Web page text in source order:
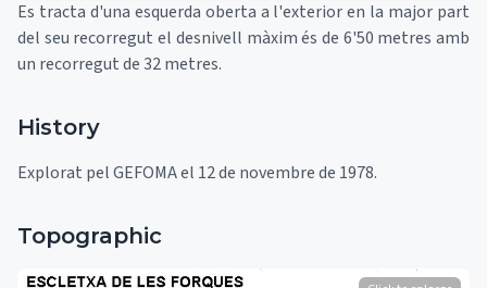
Es tracta d'una esquerda oberta a l'exterior en la major part
del seu recorregut el desnivell màxim és de 6'50 metres amb
un recorregut de 32 metres.
History
Explorat pel GEFOMA el 12 de novembre de 1978.
Topographic